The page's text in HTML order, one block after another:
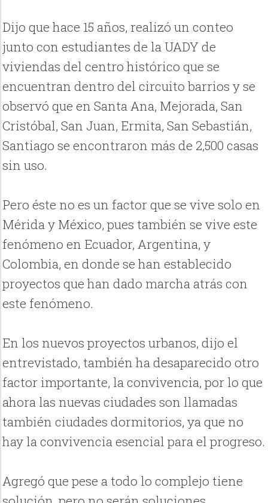
Dijo que hace 15 años, realizó un conteo
junto con estudiantes de la UADY de
viviendas del centro histórico que se
encuentran dentro del circuito barrios y se
observó que en Santa Ana, Mejorada, San
Cristóbal, San Juan, Ermita, San Sebastián,
Santiago se encontraron más de 2,500 casas
sin uso.
Pero éste no es un factor que se vive solo en
Mérida y México, pues también se vive este
fenómeno en Ecuador, Argentina, y
Colombia, en donde se han establecido
proyectos que han dado marcha atrás con
este fenómeno.
En los nuevos proyectos urbanos, dijo el
entrevistado, también ha desaparecido otro
factor importante, la convivencia, por lo que
ahora las nuevas ciudades son llamadas
también ciudades dormitorios, ya que no
hay la convivencia esencial para el progreso.
Agregó que pese a todo lo complejo tiene